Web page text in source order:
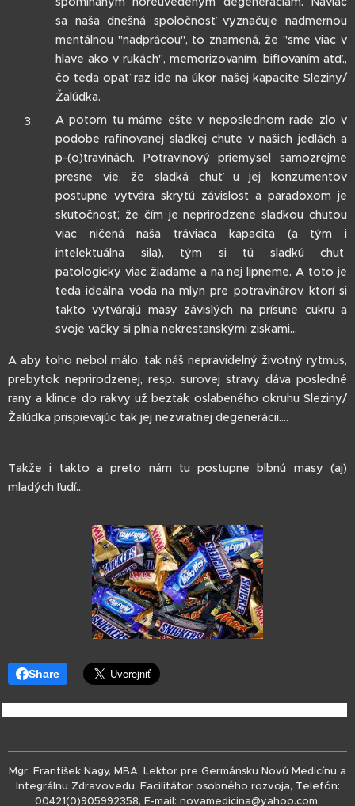
sa naša dnešná spoločnosť vyznačuje nadmernou
mentálnou "nadprácou", to znamená, že "sme viac v
hlave ako v rukách", memorizovaním, bifľovaním atď.,
čo teda opäť raz ide na úkor našej kapacite Sleziny/
Žalúdka.
A potom tu máme ešte v neposlednom rade zlo v
podobe rafinovanej sladkej chute v našich jedlách a
p-(o)travinách. Potravinový priemysel samozrejme
presne vie, že sladká chuť u jej konzumentov
postupne vytvára skrytú závislosť a paradoxom je
skutočnosť, že čím je neprirodzene sladkou chuťou
viac ničená naša tráviaca kapacita (a tým i
intelektuálna sila), tým si tú sladkú chuť
patologicky viac žiadame a na nej lipneme. A toto je
teda ideálna voda na mlyn pre potravinárov, ktorí si
takto vytvárajú masy závislých na prísune cukru a
svoje vačky si plnia nekresťanskými ziskami...
A aby toho nebol málo, tak náš nepravidelný životný rytmus,
prebytok neprirodzenej, resp. surovej stravy dáva posledné
rany a klince do rakvy už beztak oslabeného okruhu Sleziny/
Žalúdka prispievajúc tak jej nezvratnej degenerácii....
Takže i takto a preto nám tu postupne blbnú masy (aj)
mladých ľudí...
Share
Mgr. František Nagy, MBA, Lektor pre Germánsku Novú Medicínu a
Integrálnu Zdravovedu, Facilitátor osobného rozvoja, Telefón:
00421(0)905992358, E-mail: novamedicina@yahoo.com,